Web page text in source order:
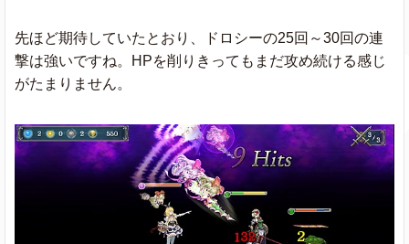
先ほど期待していたとおり、ドロシーの25回～30回の連
撃は強いですね。HPを削りきってもまだ攻め続ける感じ
がたまりません。